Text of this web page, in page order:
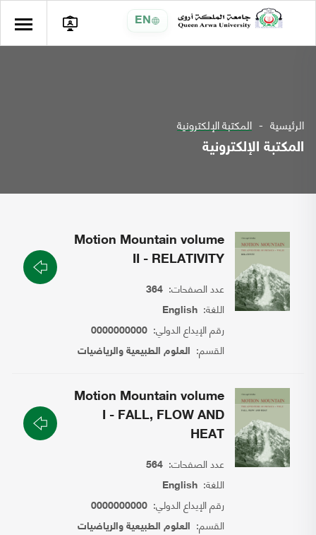
EN
الرئيسية المكتبة الإلكترونية
المكتبة الإلكترونية
Motion Mountain volume
II - RELATIVITY
عدد الصفحات:364
اللغة:English
رقم الإيداع الدولي:0000000000
القسم: العلوم الطبيعية والرياضيات
Motion Mountain volume
I - FALL, FLOW AND
HEAT
عدد الصفحات:564
اللغة:English
رقم الإيداع الدولي:0000000000
القسم: العلوم الطبيعية والرياضيات